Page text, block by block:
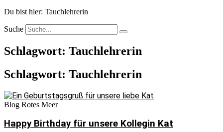
Du bist hier: Tauchlehrerin
Suche
Schlagwort: Tauchlehrerin
Schlagwort: Tauchlehrerin
Blog Rotes Meer
Happy Birthday für unsere Kollegin Kat